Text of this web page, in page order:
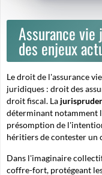
Assurance vie
des enjeux
Le droit de l'assurance
juridiques : droit des
droit fiscal. La
déterminant notamment
présomption de
héritiers de contester un
Dans l'imaginaire
coffre-fort, protégeant